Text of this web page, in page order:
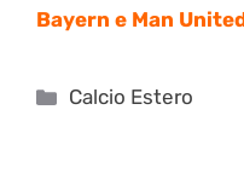
Bayern e Man
Categorie
Calcio Estero